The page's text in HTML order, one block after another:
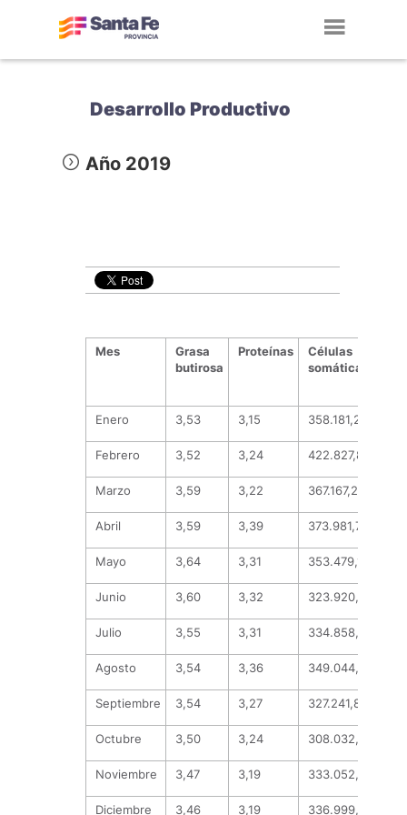
Desarrollo Productivo
Año 2019
Mes
Grasa
butirosa
Proteínas
Células
somáticas
Enero 3,53 3,15 358.181,22
Febrero 3,52 3,24 422.827,81
Marzo 3,59 3,22 367.167,29
Abril 3,59 3,39 373.981,76
Mayo 3,64 3,31 353.479,10
Junio 3,60 3,32 323.920,83
Julio 3,55 3,31 334.858,74
Agosto 3,54 3,36 349.044,68
Septiembre 3,54 3,27 327.241,88
Octubre 3,50 3,24 308.032,62
Noviembre 3,47 3,19 333.052,41
Diciembre 3,46 3,19 336.999,88